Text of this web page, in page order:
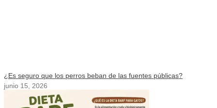
¿Es seguro que los perros beban de las fuentes públicas?
junio 15, 2026